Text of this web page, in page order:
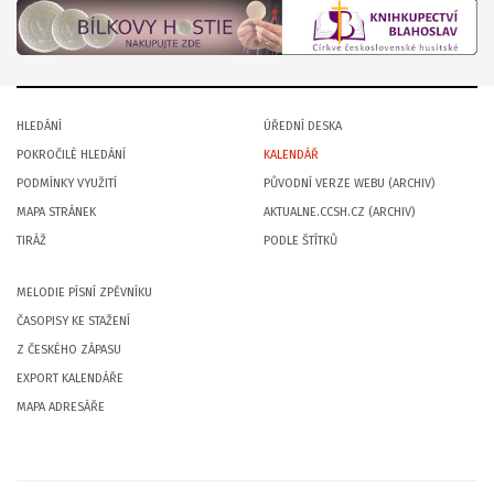
HLEDÁNÍ
POKROČILÉ HLEDÁNÍ
PODMÍNKY VYUŽITÍ
MAPA STRÁNEK
TIRÁŽ
ÚŘEDNÍ DESKA
KALENDÁŘ
PŮVODNÍ VERZE WEBU (ARCHIV)
AKTUALNE.CCSH.CZ (ARCHIV)
PODLE ŠTÍTKŮ
MELODIE PÍSNÍ ZPĚVNÍKU
ČASOPISY KE STAŽENÍ
Z ČESKÉHO ZÁPASU
EXPORT KALENDÁŘE
MAPA ADRESÁŘE